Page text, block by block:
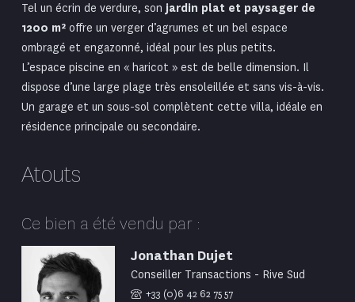
Tel un écrin de verdure, son jardin plat et paysager de
1200 m²offre un verger d’agrumes et un bel espace
ombragé et engazonné, idéal pour les plus petits.
L’espace piscine en « haricot » est de belle dimension. Il
dispose d’une large plage très ensoleillée et sans vis-à-vis.
Un garage et un sous-sol complètent cette villa, idéale en
résidence principale ou secondaire.
Atouts
Ce bien a été vendu par :
Jonathan Dujet
Conseiller Transactions - Rive Sud
+33 (0)6 42 62 75 57